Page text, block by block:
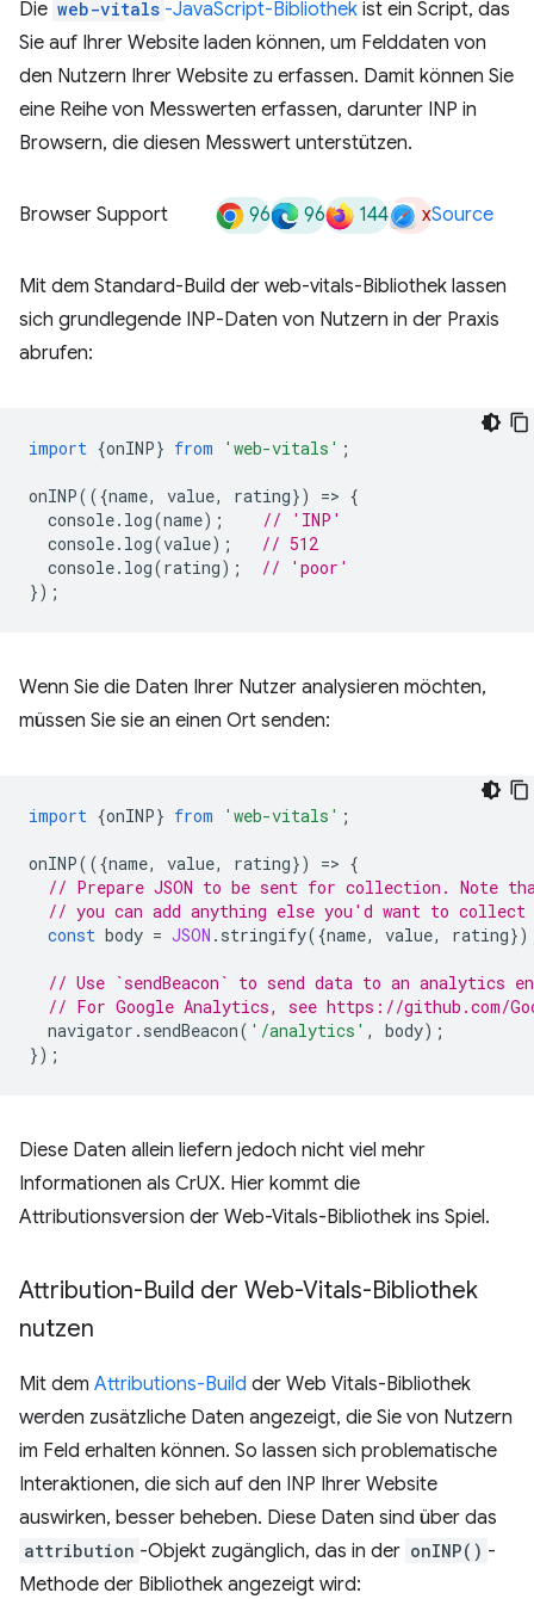
Die web-vitals -JavaScript-Bibliothek ist ein Script, das
Sie auf Ihrer Website laden können, um Felddaten von
den Nutzern Ihrer Website zu erfassen. Damit können Sie
eine Reihe von Messwerten erfassen, darunter INP in
Browsern, die diesen Messwert unterstützen.
Browser Support 96 96 144 xSource
Mit dem Standard-Build der web-vitals-Bibliothek lassen
sich grundlegende INP-Daten von Nutzern in der Praxis
abrufen:
import {onINP} from 'web-vitals' ;
onINP(({name, value, rating}) => {
console. log(name);
// 'INP'
console. log(value);
// 512
console. log(rating);
// 'poor'
});
Wenn Sie die Daten Ihrer Nutzer analysieren möchten,
müssen Sie sie an einen Ort senden:
import {onINP} from 'web-vitals' ;
onINP(({name, value, rating}) => {
// Prepare JSON to be sent for collection. Note
// you can add anything else you'd want to collect
const body = JSON . stringify({name, value, rating
// Use `sendBeacon` to send data to an analytics
// For Google Analytics, see https://github.com/
navigator . sendBeacon( '/analytics' , body);
});
Diese Daten allein liefern jedoch nicht viel mehr
Informationen als CrUX. Hier kommt die
Attributionsversion der Web-Vitals-Bibliothek ins Spiel.
Attribution-Build der Web-Vitals-Bibliothek
nutzen
Mit dem Attributions-Build der Web Vitals-Bibliothek
werden zusätzliche Daten angezeigt, die Sie von Nutzern
im Feld erhalten können. So lassen sich problematische
Interaktionen, die sich auf den INP Ihrer Website
auswirken, besser beheben. Diese Daten sind über das
attribution -Objekt zugänglich, das in der onINP() -
Methode der Bibliothek angezeigt wird: